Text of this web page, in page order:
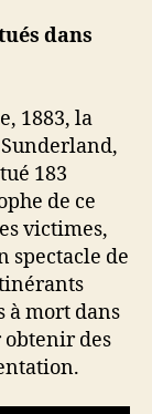
dans
1883, la
183
de ce
victimes,
spectacle de
à mort dans
obtenir des